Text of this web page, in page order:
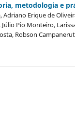
metodologia e
Erique de
Pio Monteiro,
Robson